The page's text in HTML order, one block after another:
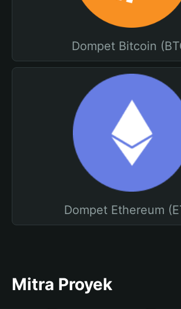
Dompet Bitcoin
Dompet Ethereum
Mitra Proyek